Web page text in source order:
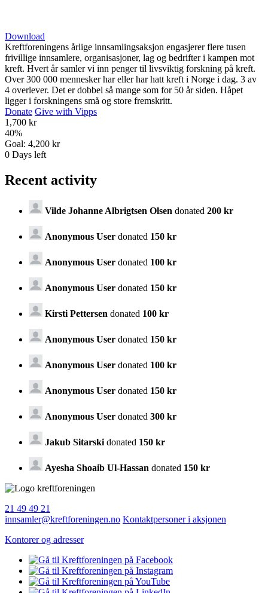
Download
Kreftforeningens årlige innsamlingsaksjon engasjerer flere tusen
frivillige innsamlere, organisasjoner, lag og bedrifter i kampen mot
kreft. Hvert år samler vi inn penger til livsviktig forskning på kreft.
Over 300 000 mennesker har eller har hatt kreft i Norge i dag. 3 av
4 overlever. Det er dobbel så mange som for 50 år siden. Håpet
ligger i forskningens små og store fremskritt.
Donate Give with Vipps
1,700 kr
40%
Goal: 4,200 kr
0 Days left
Recent activity
Vilde Johanne Albrigtsen Olsen donated 200 kr
Anonymous User donated 150 kr
Anonymous User donated 100 kr
Anonymous User donated 150 kr
Kirsti Pettersen donated 100 kr
Anonymous User donated 150 kr
Anonymous User donated 100 kr
Anonymous User donated 150 kr
Anonymous User donated 300 kr
Jakub Sitarski donated 150 kr
Ayesha Shoaib Ul-Hassan donated 150 kr
21 49 49 21
innsamler@kreftforeningen.no Kontaktpersoner i aksjonen
Kontorer og adresser